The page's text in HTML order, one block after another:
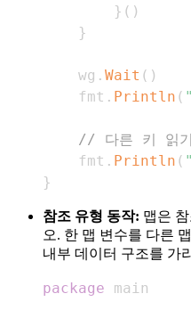
} ( )
}
    wg
. Wait ( )
    fmt
. Println (
// 다른 키 읽기
    fmt
. Println (
}
참조 유형 동작: 맵은
오. 한 맵 변수를 다른
내부 데이터 구조를 가
package